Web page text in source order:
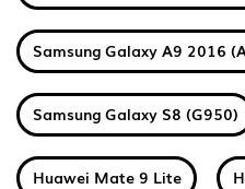
Samsung Galaxy A9 2016
Samsung Galaxy S8 (G950)
Huawei Mate 9 Lite